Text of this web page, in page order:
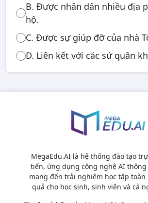
B. Được nhân dân nhiều địa
hộ.
C. Được sự giúp đỡ của nhà
D. Liên kết với các sứ quân
MegaEdu.AI là hệ thống đào tạo
tiến, ứng dụng công nghệ AI
mang đến trải nghiệm học tập toàn
quả cho học sinh, sinh viên và cả